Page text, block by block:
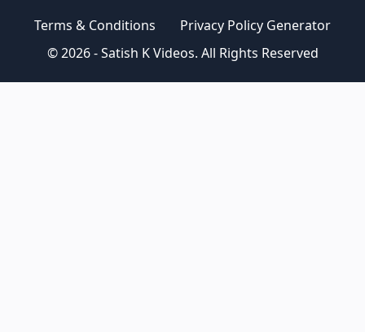
Terms & Conditions
Privacy Policy Generator
© 2026 - Satish K Videos. All Rights Reserved